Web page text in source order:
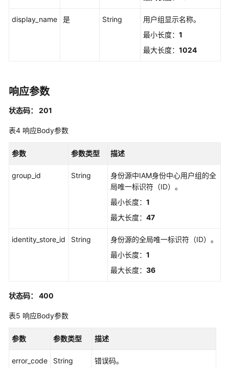
集
分
管
理
管
序
用
序
理
display_name 是 String
用户组显示名称。
最小长度： 1
最大长度： 1024
响应参数
状态码： 201
表4 响应Body参数
参数 参数类型 描述
group_id String
身份源中IAM身份中心用户组的全
局唯一标识符（ID）。
最小长度： 1
最大长度： 47
identity_store_id String
身份源的全局唯一标识符（ID）。
最小长度： 1
最大长度： 36
状态码： 400
表5 响应Body参数
参数 参数类型 描述
error_code String 错误码。